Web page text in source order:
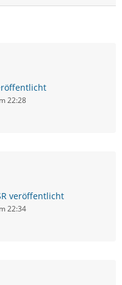
22:28
veröffentlicht
22:34